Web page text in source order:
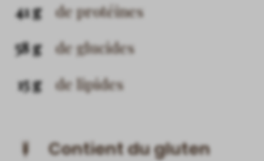
41 g
de protéines
58 g
de glucides
15 g
de lipides
Contient du gluten